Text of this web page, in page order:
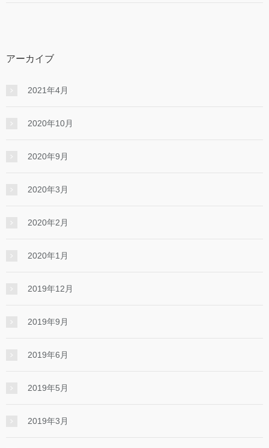
アーカイブ
2021年4月
2020年10月
2020年9月
2020年3月
2020年2月
2020年1月
2019年12月
2019年9月
2019年6月
2019年5月
2019年3月